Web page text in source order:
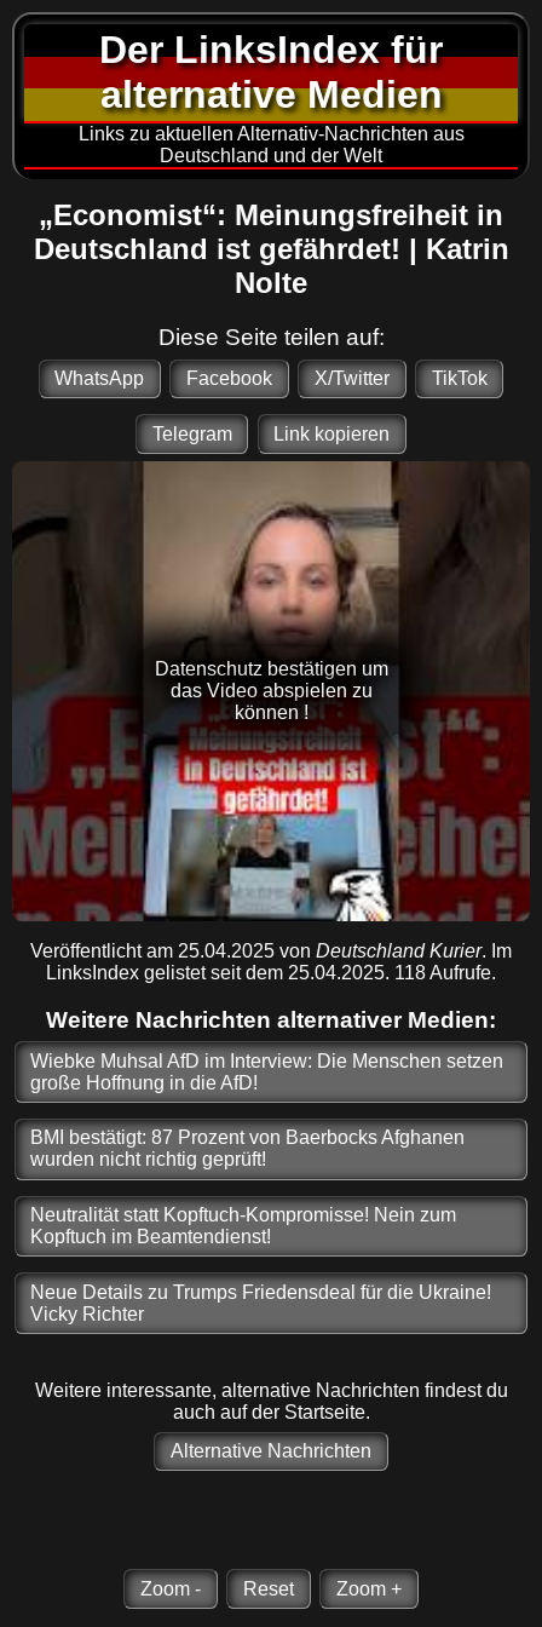
Der LinksIndex für
alternative Medien
Links zu aktuellen Alternativ-Nachrichten aus
Deutschland und der Welt
„Economist“: Meinungsfreiheit in
Deutschland ist gefährdet! | Katrin
Nolte
Diese Seite teilen auf:
WhatsApp Facebook X/Twitter TikTok
Telegram Link kopieren
Datenschutz bestätigen um
das Video abspielen zu
können !
Veröffentlicht am 25.04.2025 von Deutschland Kurier. Im
LinksIndex gelistet seit dem 25.04.2025. 118 Aufrufe.
Weitere Nachrichten alternativer Medien:
Wiebke Muhsal AfD im Interview: Die Menschen setzen
große Hoffnung in die AfD!
BMI bestätigt: 87 Prozent von Baerbocks Afghanen
wurden nicht richtig geprüft!
Neutralität statt Kopftuch-Kompromisse! Nein zum
Kopftuch im Beamtendienst!
Neue Details zu Trumps Friedensdeal für die Ukraine!
Vicky Richter
Weitere interessante, alternative Nachrichten findest du
auch auf der Startseite.
Alternative Nachrichten
Zoom - Reset Zoom +